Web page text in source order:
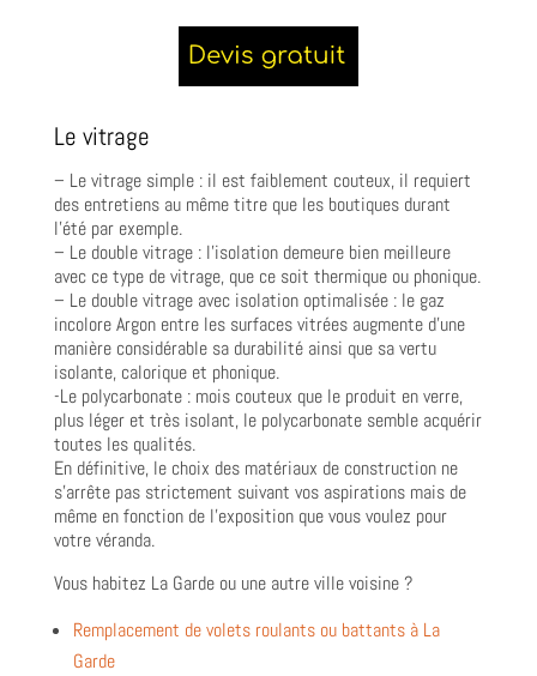
Le vitrage
– Le vitrage simple : il est faiblement couteux, il requiert
des entretiens au même titre que les boutiques durant
l’été par exemple.
– Le double vitrage : l’isolation demeure bien meilleure
avec ce type de vitrage, que ce soit thermique ou phonique.
– Le double vitrage avec isolation optimalisée : le gaz
incolore Argon entre les surfaces vitrées augmente d’une
manière considérable sa durabilité ainsi que sa vertu
isolante, calorique et phonique.
-Le polycarbonate : mois couteux que le produit en verre,
plus léger et très isolant, le polycarbonate semble acquérir
toutes les qualités.
En définitive, le choix des matériaux de construction ne
s’arrête pas strictement suivant vos aspirations mais de
même en fonction de l’exposition que vous voulez pour
votre véranda.
Vous habitez La Garde ou une autre ville voisine ?
Remplacement de volets roulants ou battants à La
Garde